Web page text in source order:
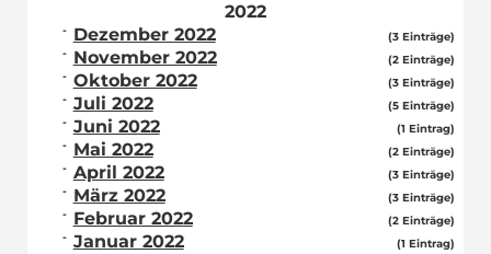
2022
Dezember 2022
(3 Einträge)
November 2022 (2 Einträge)
Oktober 2022 (3 Einträge)
Juli 2022 (5 Einträge)
Juni 2022 (1 Eintrag)
Mai 2022 (2 Einträge)
April 2022 (3 Einträge)
März 2022 (3 Einträge)
Februar 2022 (2 Einträge)
Januar 2022 (1 Eintrag)